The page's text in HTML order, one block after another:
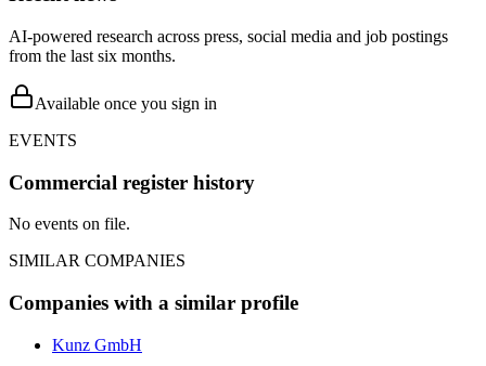
AI-powered research across press, social media and job postings
from the last six months.
Available once you sign in
EVENTS
Commercial register history
No events on file.
SIMILAR COMPANIES
Companies with a similar profile
Kunz GmbH